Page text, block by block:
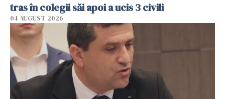
tras în colegii săi apoi a ucis 3 civili
04 AUGUST 2026